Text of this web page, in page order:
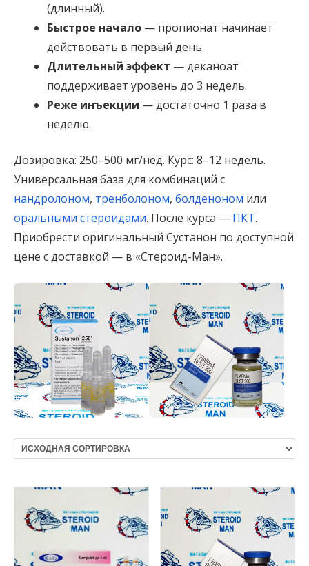
(длинный).
Быстрое начало — пропионат начинает
действовать в первый день.
Длительный эффект — деканоат
поддерживает уровень до 3 недель.
Реже инъекции — достаточно 1 раза в
неделю.
Дозировка: 250–500 мг/нед. Курс: 8–12 недель.
Универсальная база для комбинаций с
нандролоном, тренболоном, болденоном или
оральными стероидами. После курса — ПКТ.
Приобрести оригинальный Сустанон по доступной
цене с доставкой — в «Стероид-Ман».